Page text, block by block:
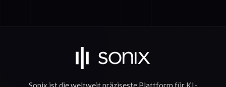
Sonix ist die weltweit präziseste Plattform für KI-